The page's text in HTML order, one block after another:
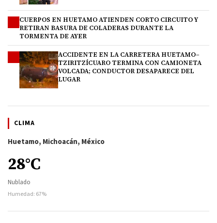
CUERPOS EN HUETAMO ATIENDEN CORTO CIRCUITO Y
RETIRAN BASURA DE COLADERAS DURANTE LA
TORMENTA DE AYER
ACCIDENTE EN LA CARRETERA HUETAMO–
TZIRITZÍCUARO TERMINA CON CAMIONETA
VOLCADA; CONDUCTOR DESAPARECE DEL
LUGAR
CLIMA
Huetamo, Michoacán, México
28°C
Nublado
Humedad: 67%